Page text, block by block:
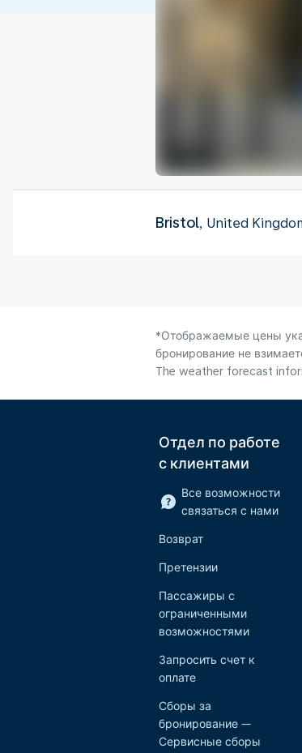
Bristol, United
*Отображаемые цены
бронирование не
The weather forecast
Отдел по работе
с клиентами
Все возможности
связаться с нами
Возврат
Претензии
Пассажиры с
ограниченными
возможностями
Запросить счет к
оплате
Сборы за
бронирование —
Сервисные сборы